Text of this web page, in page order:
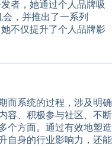
者，她通过个人品牌吸
，并推出了一系列
不仅提升了个人品牌影
而系统的过程，涉及明确
容、积极参与社区、不断
个方面。通过有效地塑造
自身的行业影响力，还能